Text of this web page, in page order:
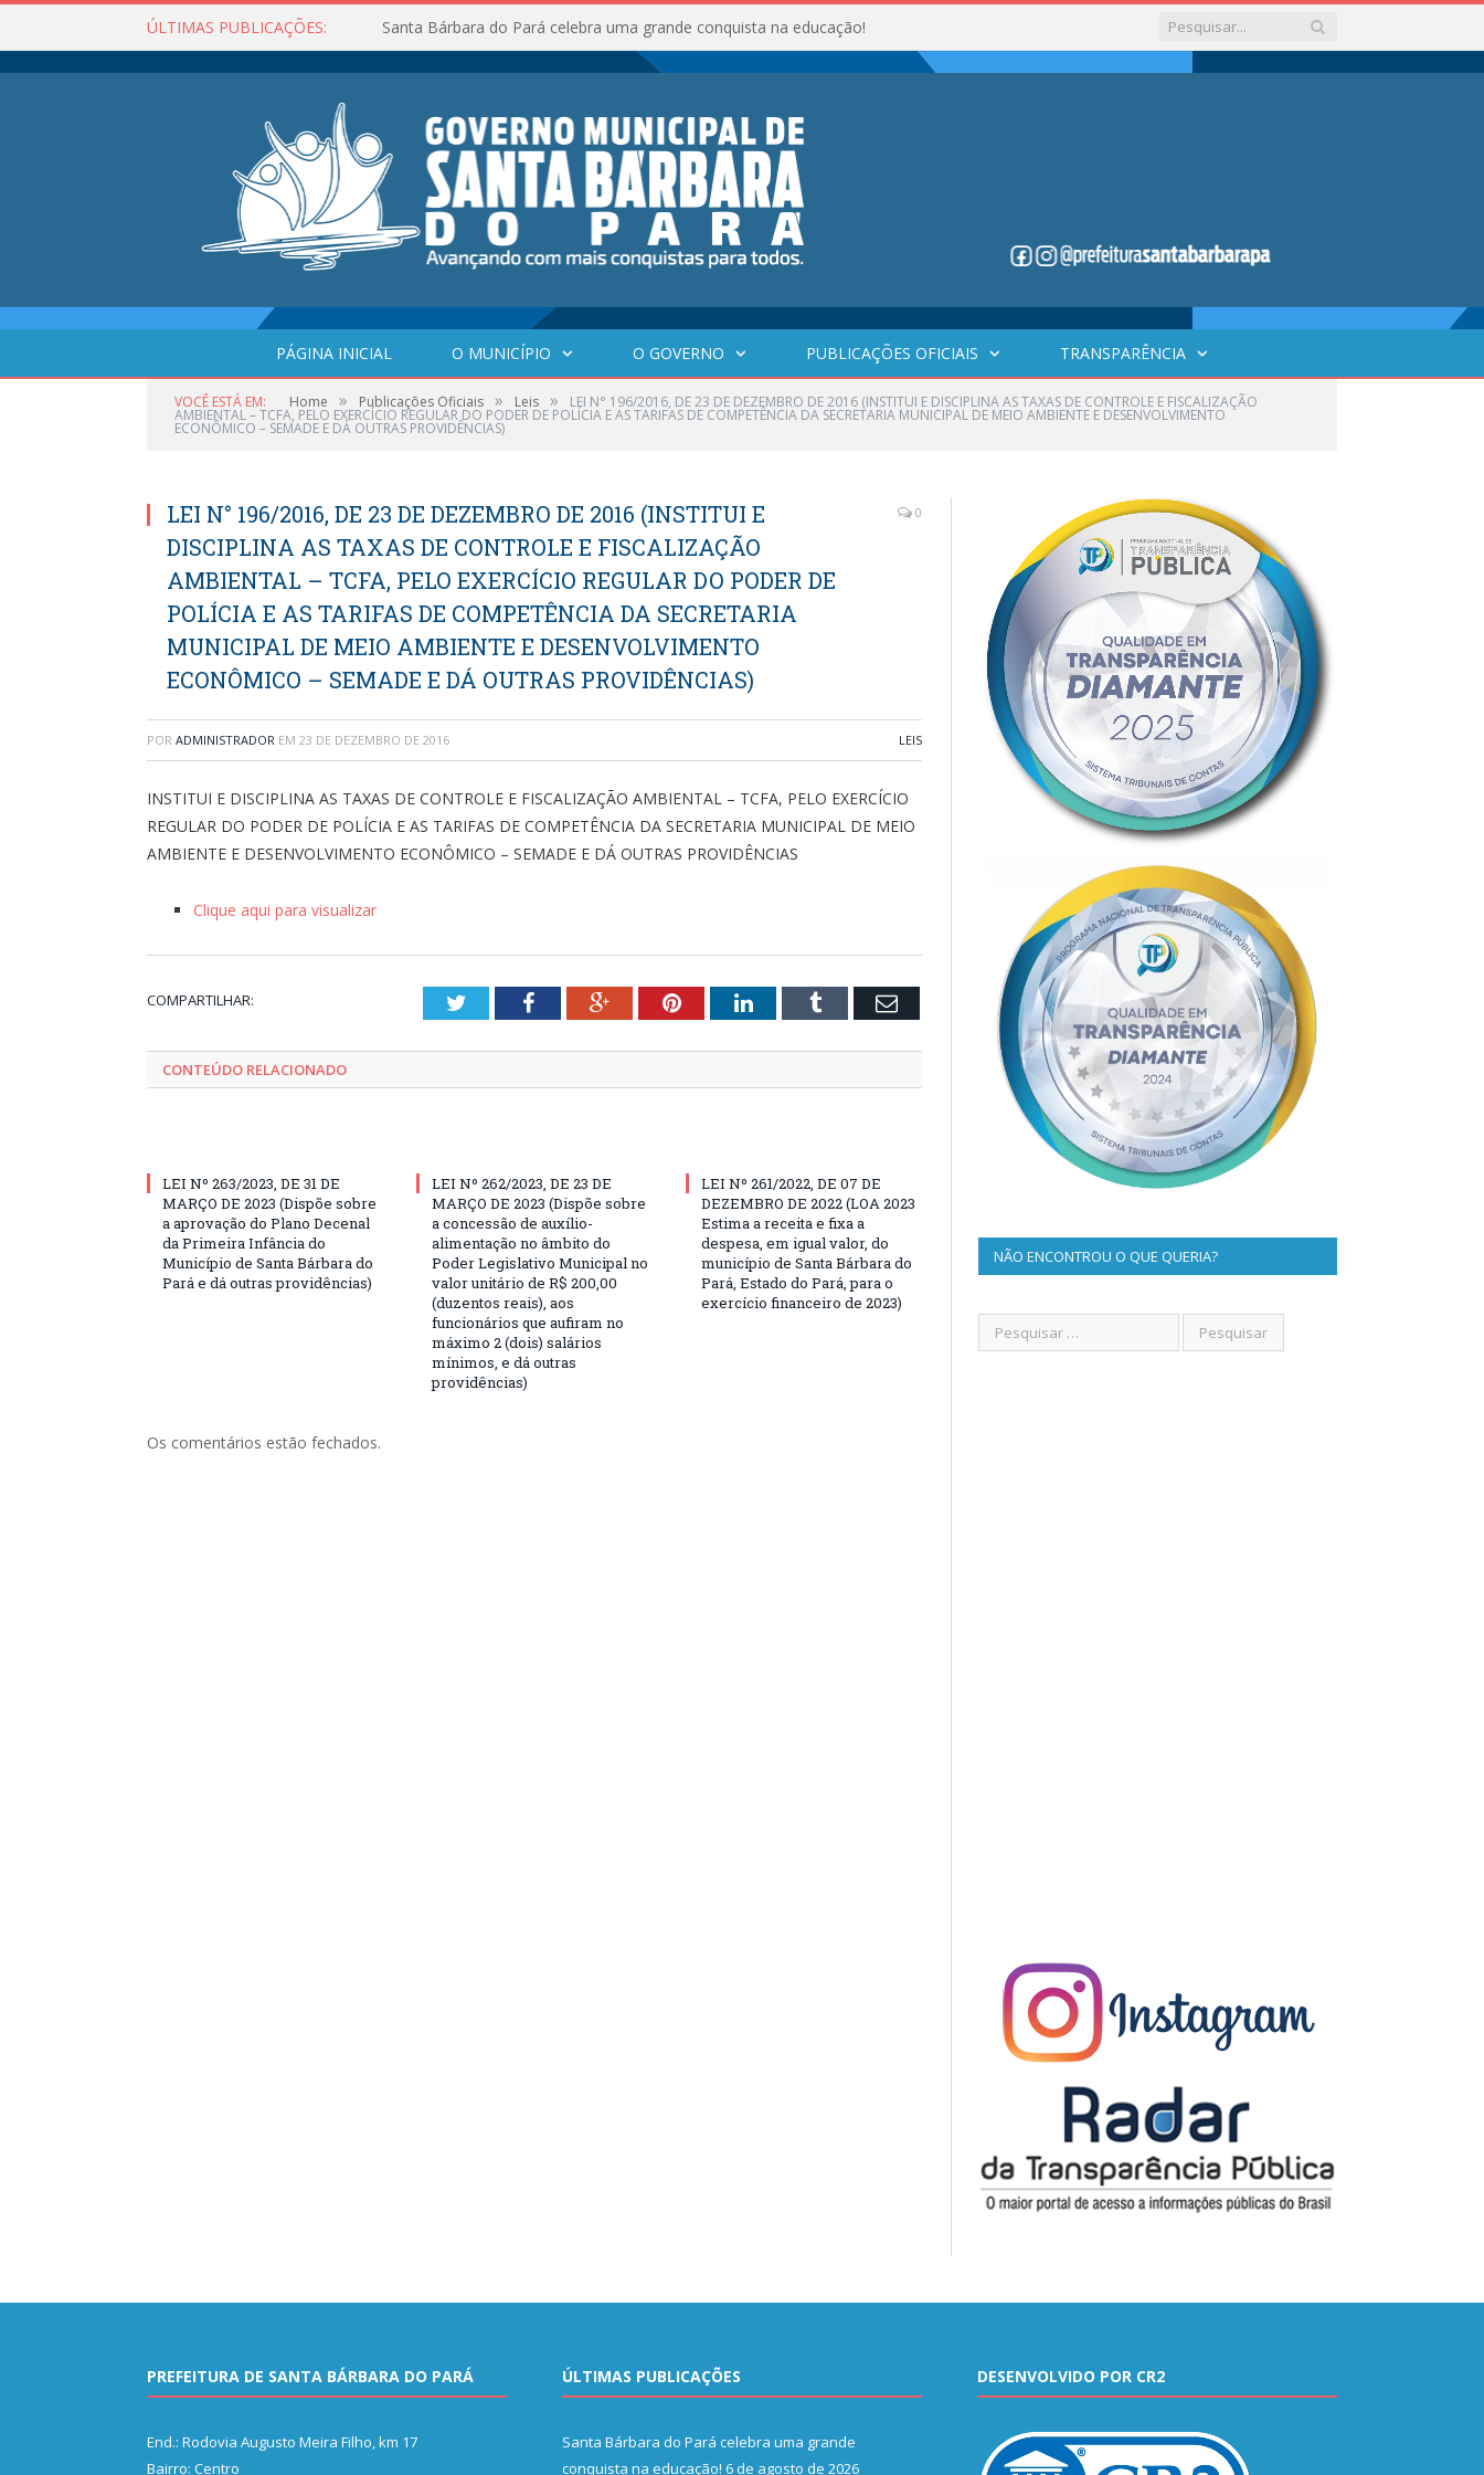
ÚLTIMAS PUBLICAÇÕES: Santa Bárbara do Pará celebra uma grande conquista na educação!
PÁGINA INICIAL O MUNICÍPIO O GOVERNO PUBLICAÇÕES OFICIAIS TRANSPARÊNCIA
VOCÊ ESTÁ EM: Home » Publicações Oficiais » Leis » LEI N° 196/2016, DE 23 DE DEZEMBRO DE 2016 (INSTITUI E DISCIPLINA AS TAXAS DE CONTROLE E FISCALIZAÇÃO
AMBIENTAL – TCFA, PELO EXERCÍCIO REGULAR DO PODER DE POLÍCIA E AS TARIFAS DE COMPETÊNCIA DA SECRETARIA MUNICIPAL DE MEIO AMBIENTE E DESENVOLVIMENTO
ECONÔMICO – SEMADE E DÁ OUTRAS PROVIDÊNCIAS)
LEI N° 196/2016, DE 23 DE DEZEMBRO DE 2016 (INSTITUI E
DISCIPLINA AS TAXAS DE CONTROLE E FISCALIZAÇÃO
AMBIENTAL – TCFA, PELO EXERCÍCIO REGULAR DO PODER DE
POLÍCIA E AS TARIFAS DE COMPETÊNCIA DA SECRETARIA
MUNICIPAL DE MEIO AMBIENTE E DESENVOLVIMENTO
ECONÔMICO – SEMADE E DÁ OUTRAS PROVIDÊNCIAS)
0
POR ADMINISTRADOR EM 23 DE DEZEMBRO DE 2016 LEIS
INSTITUI E DISCIPLINA AS TAXAS DE CONTROLE E FISCALIZAÇÃO AMBIENTAL – TCFA, PELO EXERCÍCIO
REGULAR DO PODER DE POLÍCIA E AS TARIFAS DE COMPETÊNCIA DA SECRETARIA MUNICIPAL DE MEIO
AMBIENTE E DESENVOLVIMENTO ECONÔMICO – SEMADE E DÁ OUTRAS PROVIDÊNCIAS
Clique aqui para visualizar
COMPARTILHAR: TwitterFacebookGoogle+PinterestLinkedInTumblr Email
CONTEÚDO RELACIONADO
LEI Nº 263/2023, DE 31 DE
MARÇO DE 2023 (Dispõe sobre
a aprovação do Plano Decenal
da Primeira Infância do
Município de Santa Bárbara do
Pará e dá outras providências)
LEI Nº 262/2023, DE 23 DE
MARÇO DE 2023 (Dispõe sobre
a concessão de auxílio-
alimentação no âmbito do
Poder Legislativo Municipal no
valor unitário de R$ 200,00
(duzentos reais), aos
funcionários que aufiram no
máximo 2 (dois) salários
mínimos, e dá outras
providências)
LEI Nº 261/2022, DE 07 DE
DEZEMBRO DE 2022 (LOA 2023
Estima a receita e fixa a
despesa, em igual valor, do
município de Santa Bárbara do
Pará, Estado do Pará, para o
exercício financeiro de 2023)
Os comentários estão fechados.
NÃO ENCONTROU O QUE QUERIA?
PREFEITURA DE SANTA BÁRBARA DO PARÁ
End.: Rodovia Augusto Meira Filho, km 17
Bairro: Centro
ÚLTIMAS PUBLICAÇÕES
Santa Bárbara do Pará celebra uma grande
conquista na educação! 6 de agosto de 2026
DESENVOLVIDO POR CR2